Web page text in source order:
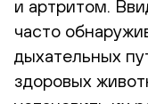
и артритом.
часто
дыхательных
здоровых